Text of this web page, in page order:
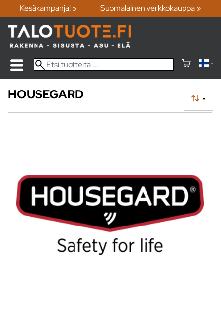
Kesäkampanja! » Suomalainen verkkokauppa »
▼
HOUSEGARD